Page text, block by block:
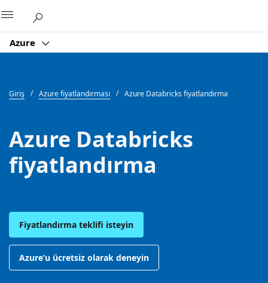
Azure
Giriş Azure fiyatlandırması Azure Databricks fiyatlandırma
Azure Databricks
fiyatlandırma
Fiyatlandırma teklifi isteyin
Azure’u ücretsiz olarak deneyin